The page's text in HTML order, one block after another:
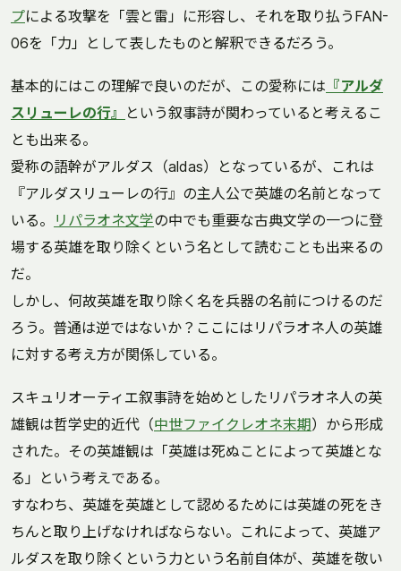
プによる攻撃を「雲と雷」に形容し、それを取り払うFAN-
06を「力」として表したものと解釈できるだろう。
基本的にはこの理解で良いのだが、この愛称には 『アルダ
スリューレの行』
という叙事詩が関わっていると考えるこ
とも出来る。
愛称の語幹がアルダス（aldas）となっているが、これは
『アルダスリューレの行』の主人公で英雄の名前となって
いる。
リパラオネ文学の中でも重要な古典文学の一つに登
場する英雄を取り除くという名として読むことも出来るの
だ。
しかし、何故英雄を取り除く名を兵器の名前につけるのだ
ろう。普通は逆ではないか？ここにはリパラオネ人の英雄
に対する考え方が関係している。
スキュリオーティエ叙事詩を始めとしたリパラオネ人の英
雄観は哲学史的近代（中世ファイクレオネ末期）から形成
された。その英雄観は「英雄は死ぬことによって英雄とな
る」という考えである。
すなわち、英雄を英雄として認めるためには英雄の死をき
ちんと取り上げなければならない。これによって、英雄ア
ルダスを取り除くという力という名前自体が、英雄を敬い